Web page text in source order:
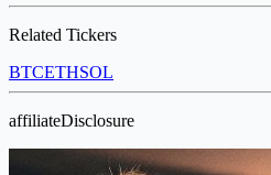
Related Tickers
BTCETHSOL
affiliateDisclosure